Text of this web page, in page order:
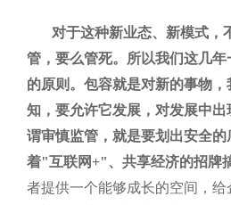
对于这种新业态、新模式，
管，要么管死。所以我们这几
的原则。包容就是对新的事物
知，要允许它发展，对发展中
谓审慎监管，就是要划出安全
着"互联网+"、共享经济的招牌
者提供一个能够成长的空间，